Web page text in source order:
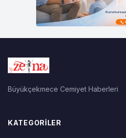
Büyükçekmece Cemiyet Haberleri
KATEGORILER